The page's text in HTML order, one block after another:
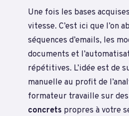
Une fois les bases
vitesse. C’est ici que l’on
séquences d’emails, les
documents et
répétitives. L’idée est de
manuelle au profit de
formateur travaille sur des
concrets propres à votre